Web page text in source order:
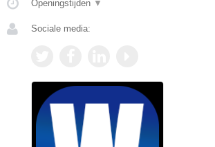
Openingstijden ▼
Sociale media: